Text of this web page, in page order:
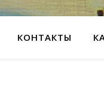
КОНТАКТЫ